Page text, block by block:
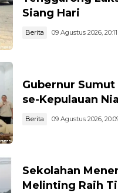
Siang Hari
Berita 09 Agustus 2026,
Gubernur Sumut
se-Kepulauan
Berita 09 Agustus 2026,
Sekolahan
Melinting Raih